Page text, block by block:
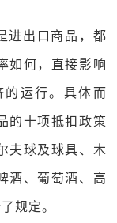
进出口商品，都
如何，直接影响
运行。具体而
的十项抵扣政策
夫球及球具、木
酒、葡萄酒、高
规定。